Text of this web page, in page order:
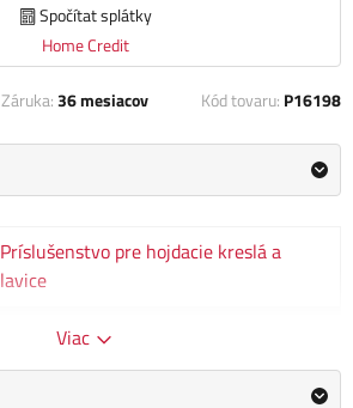
Spočítat splátky
Home Credit
Záruka:36 mesiacov Kód tovaru: P16198
Príslušenstvo pre hojdacie kreslá a
lavice
Reti Gritti
Viac